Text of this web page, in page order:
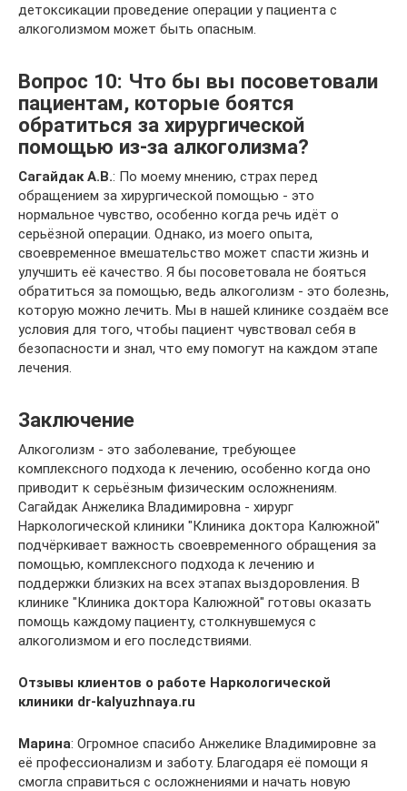
детоксикации проведение операции у пациента с
алкоголизмом может быть опасным.
Вопрос 10: Что бы вы посоветовали
пациентам, которые боятся
обратиться за хирургической
помощью из-за алкоголизма?
Сагайдак А.В.: По моему мнению, страх перед
обращением за хирургической помощью - это
нормальное чувство, особенно когда речь идёт о
серьёзной операции. Однако, из моего опыта,
своевременное вмешательство может спасти жизнь и
улучшить её качество. Я бы посоветовала не бояться
обратиться за помощью, ведь алкоголизм - это болезнь,
которую можно лечить. Мы в нашей клинике создаём все
условия для того, чтобы пациент чувствовал себя в
безопасности и знал, что ему помогут на каждом этапе
лечения.
Заключение
Алкоголизм - это заболевание, требующее
комплексного подхода к лечению, особенно когда оно
приводит к серьёзным физическим осложнениям.
Сагайдак Анжелика Владимировна - хирург
Наркологической клиники "Клиника доктора Калюжной"
подчёркивает важность своевременного обращения за
помощью, комплексного подхода к лечению и
поддержки близких на всех этапах выздоровления. В
клинике "Клиника доктора Калюжной" готовы оказать
помощь каждому пациенту, столкнувшемуся с
алкоголизмом и его последствиями.
Отзывы клиентов о работе Наркологической
клиники dr-kalyuzhnaya.ru
Марина: Огромное спасибо Анжелике Владимировне за
её профессионализм и заботу. Благодаря её помощи я
смогла справиться с осложнениями и начать новую